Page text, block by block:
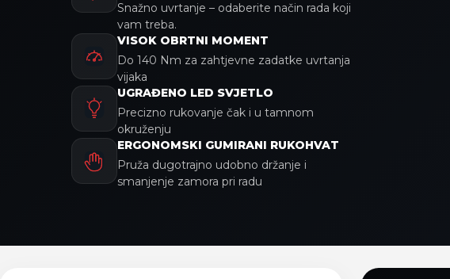
Snažno uvrtanje – odaberite način rada koji
vam treba.
VISOK OBRTNI MOMENT
Do 140 Nm za zahtjevne zadatke uvrtanja
vijaka
UGRAĐENO LED SVJETLO
Precizno rukovanje čak i u tamnom
okruženju
ERGONOMSKI GUMIRANI RUKOHVAT
Pruža dugotrajno udobno držanje i
smanjenje zamora pri radu